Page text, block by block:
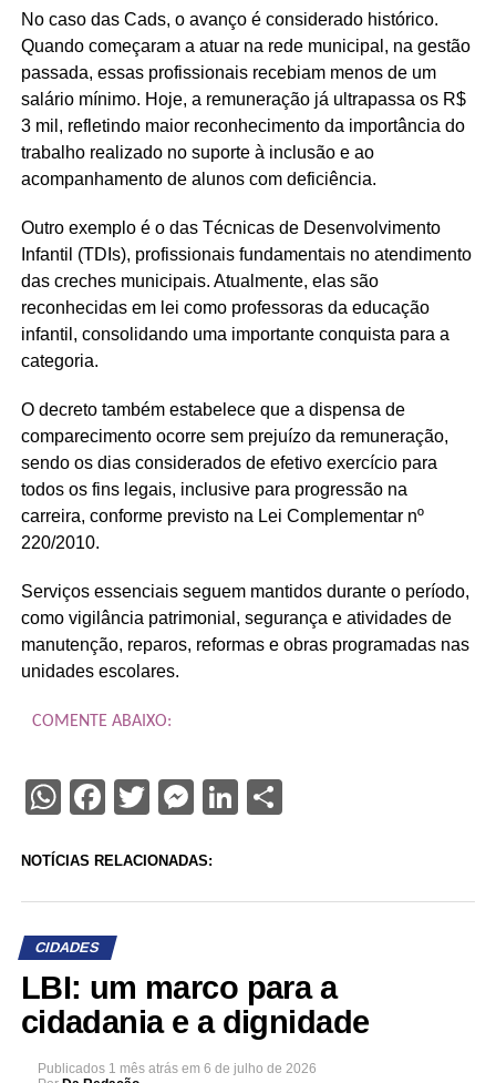
No caso das Cads, o avanço é considerado histórico.
Quando começaram a atuar na rede municipal, na gestão
passada, essas profissionais recebiam menos de um
salário mínimo. Hoje, a remuneração já ultrapassa os R$
3 mil, refletindo maior reconhecimento da importância do
trabalho realizado no suporte à inclusão e ao
acompanhamento de alunos com deficiência.
Outro exemplo é o das Técnicas de Desenvolvimento
Infantil (TDIs), profissionais fundamentais no atendimento
das creches municipais. Atualmente, elas são
reconhecidas em lei como professoras da educação
infantil, consolidando uma importante conquista para a
categoria.
O decreto também estabelece que a dispensa de
comparecimento ocorre sem prejuízo da remuneração,
sendo os dias considerados de efetivo exercício para
todos os fins legais, inclusive para progressão na
carreira, conforme previsto na Lei Complementar nº
220/2010.
Serviços essenciais seguem mantidos durante o período,
como vigilância patrimonial, segurança e atividades de
manutenção, reparos, reformas e obras programadas nas
unidades escolares.
COMENTE ABAIXO:
WhatsApp
Facebook
Twitter
Messenger
LinkedIn
Share
NOTÍCIAS RELACIONADAS:
CIDADES
LBI: um marco para a
cidadania e a dignidade
Publicados 1 mês atrás em 6 de julho de 2026